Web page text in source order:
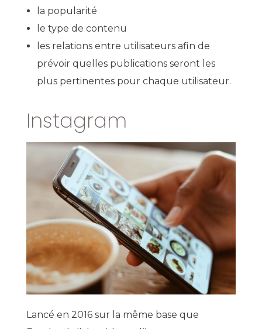
la popularité
le type de contenu
les relations entre utilisateurs afin de
prévoir quelles publications seront les
plus pertinentes pour chaque utilisateur.
Instagram
Lancé en 2016 sur la même base que